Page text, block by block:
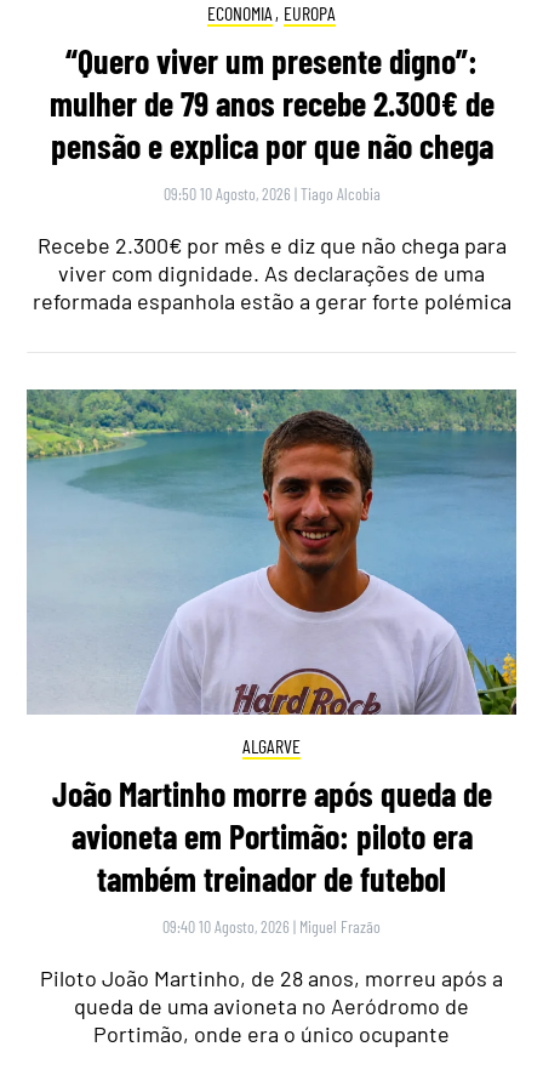
ECONOMIA , EUROPA
“Quero viver um presente digno”:
mulher de 79 anos recebe 2.300€ de
pensão e explica por que não chega
09:50 10 Agosto, 2026 |Tiago Alcobia
Recebe 2.300€ por mês e diz que não chega para
viver com dignidade. As declarações de uma
reformada espanhola estão a gerar forte polémica
ALGARVE
João Martinho morre após queda de
avioneta em Portimão: piloto era
também treinador de futebol
09:40 10 Agosto, 2026 | Miguel Frazão
Piloto João Martinho, de 28 anos, morreu após a
queda de uma avioneta no Aeródromo de
Portimão, onde era o único ocupante